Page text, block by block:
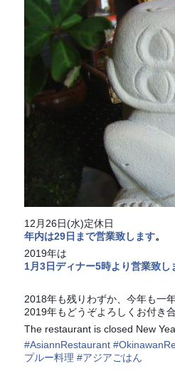
12月26日(水)定休日
年内は29日まで営業致します。
2019年は
1月3日ディナー5時より営業致し
2018年も残りわずか、今年も一
2019年もどうぞよろしくお付き
The restaurant is closed New
#AsiannRestaurant #
プルー料理 #アジアごはん